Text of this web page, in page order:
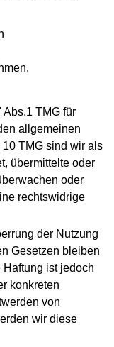
TMG für
allgemeinen
TMG sind wir als
übermittelte oder
oder
rechtswidrige
der Nutzung
Gesetzen bleiben
ist jedoch
konkreten
von
wir diese